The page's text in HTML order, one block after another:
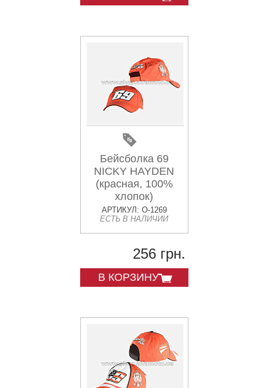
Бейсболка 69
NICKY HAYDEN
(красная, 100%
хлопок)
АРТИКУЛ: O-1269
ЕСТЬ В НАЛИЧИИ
256 грн.
В КОРЗИНУ